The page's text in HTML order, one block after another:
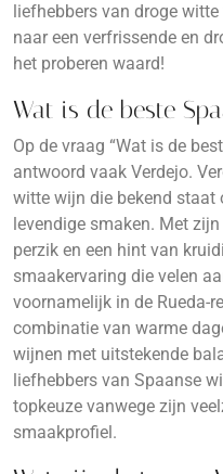
liefhebbers van droge
naar een verfrissende en
het proberen waard!
Wat is de beste
Op de vraag “Wat is de
antwoord vaak Verdejo.
witte wijn die bekend staat
levendige smaken. Met
perzik en een hint van
smaakervaring die velen
voornamelijk in de Rueda-
combinatie van warme
wijnen met uitstekende
liefhebbers van Spaanse
topkeuze vanwege zijn
smaakprofiel.